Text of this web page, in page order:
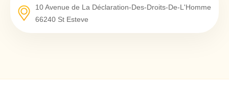
10 Avenue de La Déclaration-Des-Droits-De-L'Homme
66240 St Esteve